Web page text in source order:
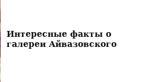
Интересные факты о
галереи Айвазовского